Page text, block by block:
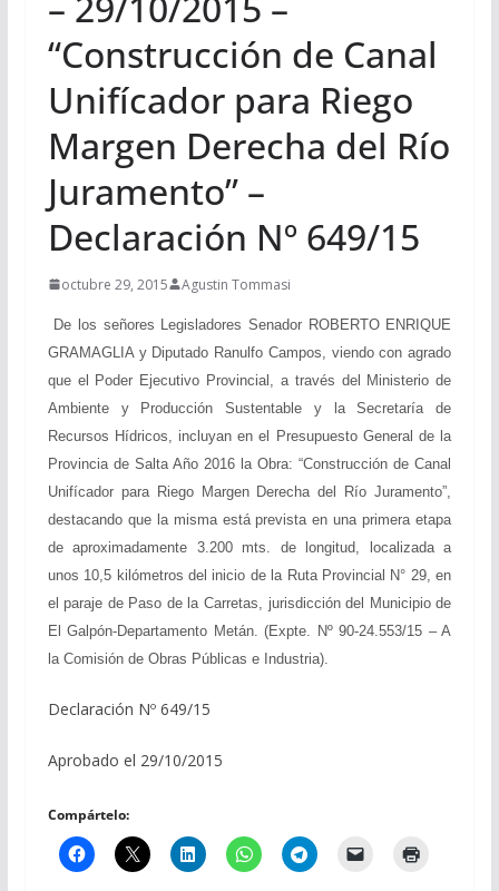
“Construcción de Canal
Unifícador para Riego
Margen Derecha del Río
Juramento” –
Declaración Nº 649/15
octubre 29, 2015 Agustin Tommasi
De los señores Legisladores Senador ROBERTO ENRIQUE
GRAMAGLIA y Diputado Ranulfo Campos, viendo con agrado
que el Poder Ejecutivo Provincial, a través del Ministerio de
Ambiente y Producción Sustentable y la Secretaría de
Recursos Hídricos, incluyan en el Presupuesto General de la
Provincia de Salta Año 2016 la Obra: “Construcción de Canal
Unifícador para Riego Margen Derecha del Río Juramento”,
destacando que la misma está prevista en una primera etapa
de aproximadamente 3.200 mts. de longitud, localizada a
unos 10,5 kilómetros del inicio de la Ruta Provincial N° 29, en
el paraje de Paso de la Carretas, jurisdicción del Municipio de
El Galpón-Departamento Metán. (Expte. Nº 90-24.553/15 – A
la Comisión de Obras Públicas e Industria).
Declaración Nº 649/15
Aprobado el 29/10/2015
Compártelo: